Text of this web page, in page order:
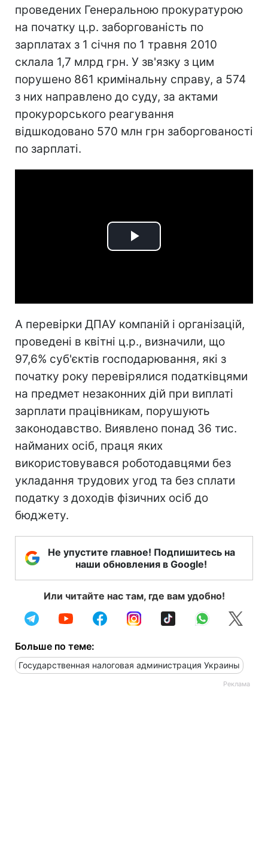
проведених Генеральною прокуратурою
на початку ц.р. заборгованість по
зарплатах з 1 січня по 1 травня 2010
склала 1,7 млрд грн. У зв'язку з цим
порушено 861 кримінальну справу, а 574
з них направлено до суду, за актами
прокурорського реагування
відшкодовано 570 млн грн заборгованості
по зарплаті.
Play
А перевірки ДПАУ компаній і організацій,
проведені в квітні ц.р., визначили, що
97,6% суб'єктів господарювання, які з
початку року перевірялися податківцями
на предмет незаконних дій при виплаті
зарплати працівникам, порушують
законодавство. Виявлено понад 36 тис.
найманих осіб, праця яких
використовувався роботодавцями без
укладання трудових угод та без сплати
податку з доходів фізичних осіб до
бюджету.
Не упустите главное! Подпишитесь на
наши обновления в Google!
Или читайте нас там, где вам удобно!
Больше по теме:
Государственная налоговая администрация Украины